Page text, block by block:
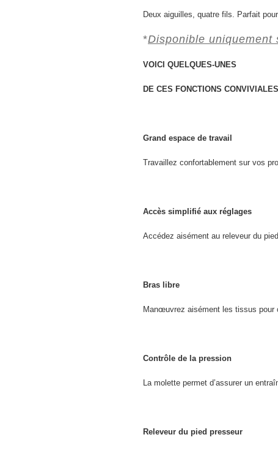
Deux aiguilles, quatre fils. Parfait
*Disponible uniquement
VOICI QUELQUES-UNES
DE CES FONCTIONS
Grand espace de travail
Travaillez confortablement sur vos
Accès simplifié aux réglages
Accédez aisément au releveur du
Bras libre
Manœuvrez aisément les tissus pour
Contrôle de la pression
La molette permet d’assurer un
Releveur du pied presseur